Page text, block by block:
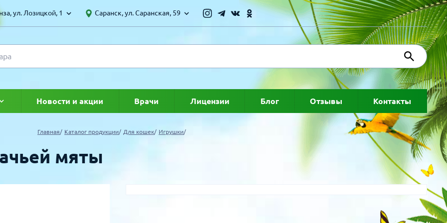
ул. Лозицкой, 1 Саранск, ул. Саранская, 59
Новости и акции Врачи Лицензии Блог Отзывы Контакты
Главная Каталог продукции Для кошек Игрушки
мяты